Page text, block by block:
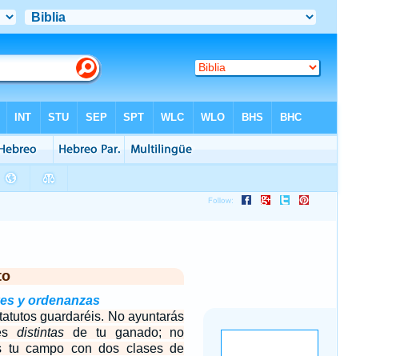
y ordenanzas
guardaréis. No ayuntarás
distintasde tu ganado; no
tu campo con dos clases de